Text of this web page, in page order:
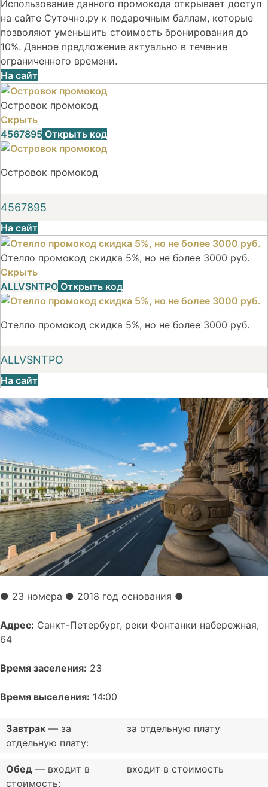
Использование данного промокода открывает доступ
на сайте Суточно.ру к подарочным баллам, которые
позволяют уменьшить стоимость бронирования до
10%. Данное предложение актуально в течение
ограниченного времени.
На сайт
Островок промокод
Скрыть
4567895 Открыть код
Островок промокод
4567895
На сайт
Отелло промокод скидка 5%, но не более 3000 руб.
Скрыть
ALLVSNTPO Открыть код
Отелло промокод скидка 5%, но не более 3000 руб.
ALLVSNTPO
На сайт
● 23 номера ● 2018 год основания ●
Адрес: Санкт-Петербург, реки Фонтанки набережная,
64
Время заселения: 23
Время выселения: 14:00
Завтрак — за
отдельную плату:
за отдельную плату
Обед — входит в
стоимость:
входит в стоимость